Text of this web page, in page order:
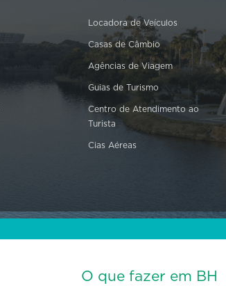
Locadora de Veículos
Casas de Câmbio
Agências de Viagem
Guias de Turismo
Centro de Atendimento ao
Turista
Cias Aéreas
O que fazer em BH